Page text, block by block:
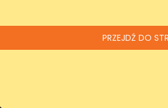
PRZEJDŹ DO